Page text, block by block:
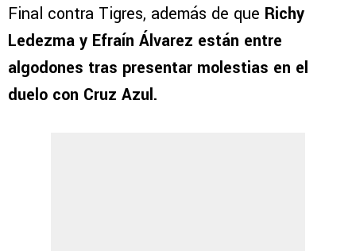
Final contra Tigres, además de que Richy
Ledezma y Efraín Álvarez están entre
algodones tras presentar molestias en el
duelo con Cruz Azul.